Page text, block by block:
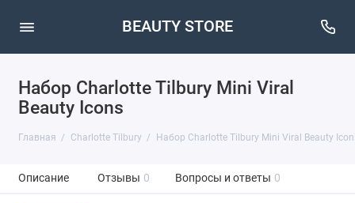
BEAUTY STORE
Набор Charlotte Tilbury Mini Viral
Beauty Icons
Главная Charlotte Tilbury Набор Charlotte Tilbury Mini Viral Beauty
Описание Отзывы 0 Вопросы и ответы 0